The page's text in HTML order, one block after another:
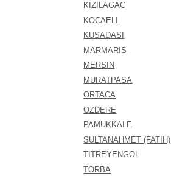
KIZILAGAC
KOCAELI
KUSADASI
MARMARIS
MERSIN
MURATPASA
ORTACA
OZDERE
PAMUKKALE
SULTANAHMET (FATIH)
TITREYENGÖL
TORBA